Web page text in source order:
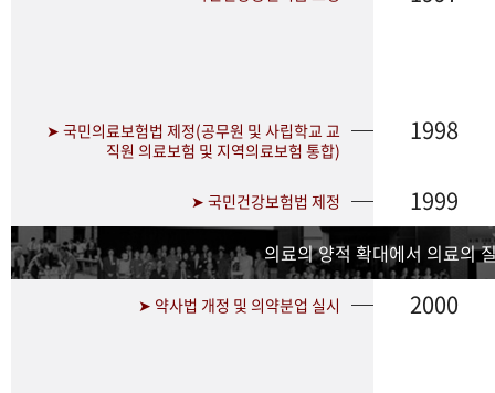
➤ 국민의료보험법 제정(공무원 및 사립학교 교
직원 의료보험 및 지역의료보험 통합)
1998
➤ 국민건강보험법 제정 1999
의료의 양적 확대에서 의료의
➤ 약사법 개정 및 의약분업 실시 2000